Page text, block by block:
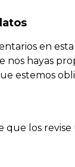
en
hayas
estemos
que los